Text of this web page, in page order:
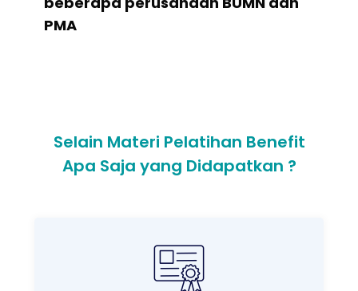
PMA
Selain Materi Pelatihan Benefit
Apa Saja yang Didapatkan ?